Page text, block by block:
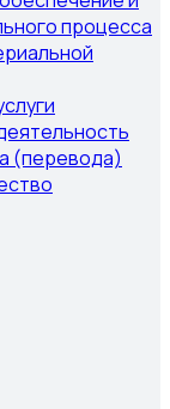
процесса
(перевода)